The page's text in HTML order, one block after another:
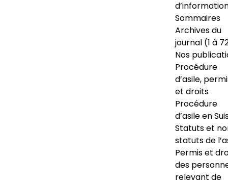
Sommaires
Archives du
journal (1 à
Nos
Procédure
d’asile,
et droits
Procédure
d’asile en
Statuts et
statuts de
Permis et
des
relevant de